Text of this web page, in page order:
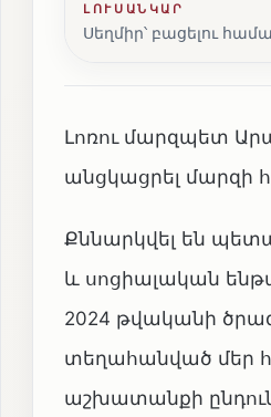
ԼՈՒՍԱՆԿԱՐ
Սեղմիր՝ բացելու
Լոռու մարզպետ
անցկացրել մարզի
Քննարկվել են
և սոցիալական
2024 թվականի
տեղահանված մեր
աշխատանքի